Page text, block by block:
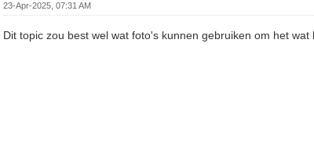
23-Apr-2025, 07:31 AM
Dit topic zou best wel wat foto's kunnen gebruiken om het wat